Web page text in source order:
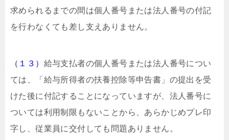
求められるまでの間は個人番号または法人番号の付記
を行わなくても差し支えありません。
（１３） 給与支払者の個人番号または法人番号につい
ては、「給与所得者の扶養控除等申告書」の提出を受
けた後に付記することになっていますが、法人番号に
ついては利用制限もないことから、あらかじめプレ印
字し、従業員に交付しても問題ありません。